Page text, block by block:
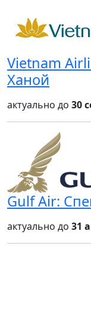
Vietnam
Ханой
актуально до 30
Gulf Air:
актуально до 31